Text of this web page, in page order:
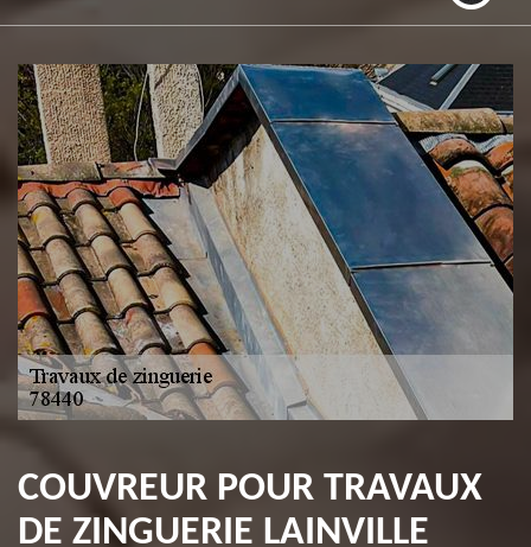
COUVREUR POUR TRAVAUX
DE ZINGUERIE LAINVILLE